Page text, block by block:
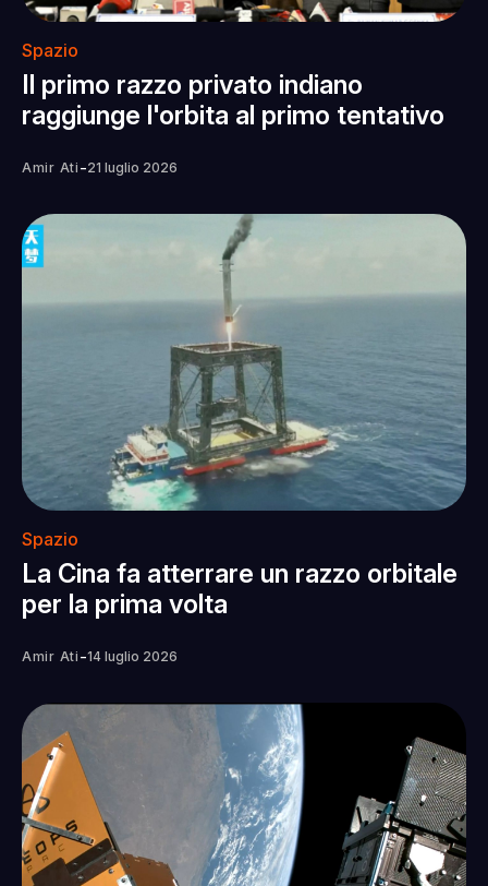
Spazio
Il primo razzo privato indiano
raggiunge l'orbita al primo tentativo
Amir Ati -21 luglio 2026
Spazio
La Cina fa atterrare un razzo orbitale
per la prima volta
Amir Ati -14 luglio 2026